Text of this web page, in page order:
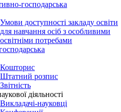
господарська
Умови доступності закладу освіти
для навчання осіб з особливими
освітніми потребами
Кошторис
Штатний розпис
Звітність
діяльності
Викладачі-науковці